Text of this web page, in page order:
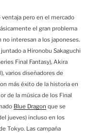
pero en el mercado
el gran problema
interesan a los japoneses.
a Hironobu Sakaguchi
Final Fantasy), Akira
varios diseñadores de
más éxito de la historia en
de la música de los Final
Blue Dragon que se
jueves) incluso en los
Tokyo. Las campaña